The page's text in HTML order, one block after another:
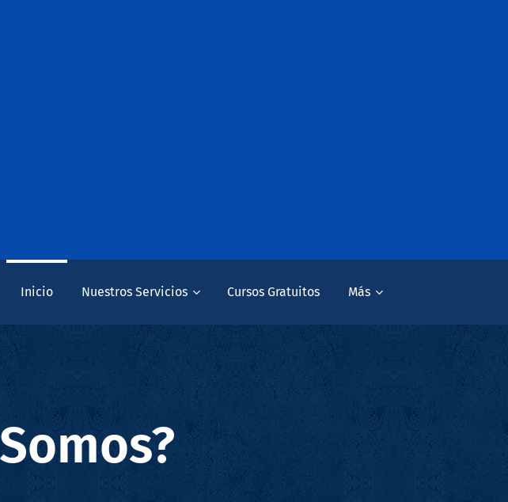
Inicio Nuestros Servicios Cursos Gratuitos Más